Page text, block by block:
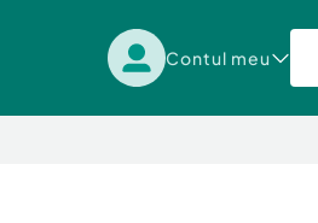
Contul meu